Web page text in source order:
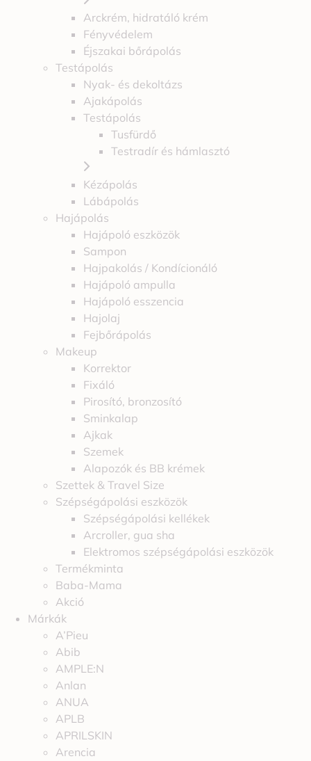
Arckrém, hidratáló krém
Fényvédelem
Éjszakai bőrápolás
Testápolás
Nyak- és dekoltázs
Ajakápolás
Testápolás
Tusfürdő
Testradír és hámlasztó
Kézápolás
Lábápolás
Hajápolás
Hajápoló eszközök
Sampon
Hajpakolás / Kondícionáló
Hajápoló ampulla
Hajápoló esszencia
Hajolaj
Fejbőrápolás
Makeup
Korrektor
Fixáló
Pirosító, bronzosító
Sminkalap
Ajkak
Szemek
Alapozók és BB krémek
Szettek & Travel Size
Szépségápolási eszközök
Szépségápolási kellékek
Arcroller, gua sha
Elektromos szépségápolási eszközök
Termékminta
Baba-Mama
Akció
Márkák
A’Pieu
Abib
AMPLE:N
Anlan
ANUA
APLB
APRILSKIN
Arencia